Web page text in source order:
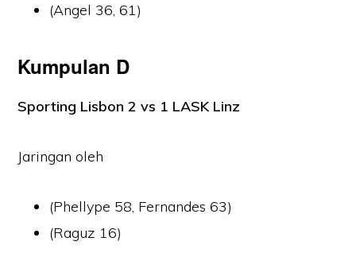
(Angel 36, 61)
Kumpulan D
Sporting Lisbon 2 vs 1 LASK Linz
Jaringan oleh
(Phellype 58, Fernandes 63)
(Raguz 16)